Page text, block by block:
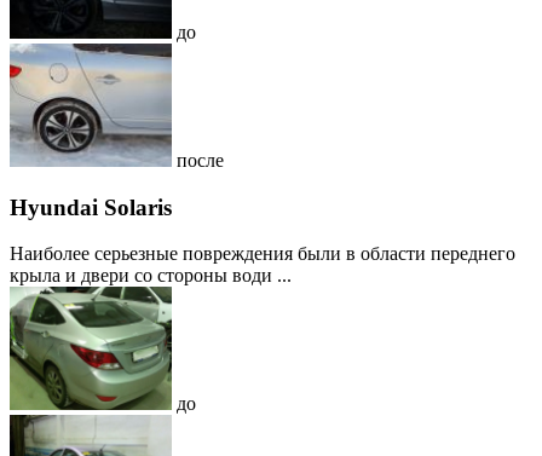
до
после
Hyundai Solaris
Наиболее серьезные повреждения были в области переднего
крыла и двери со стороны води ...
до